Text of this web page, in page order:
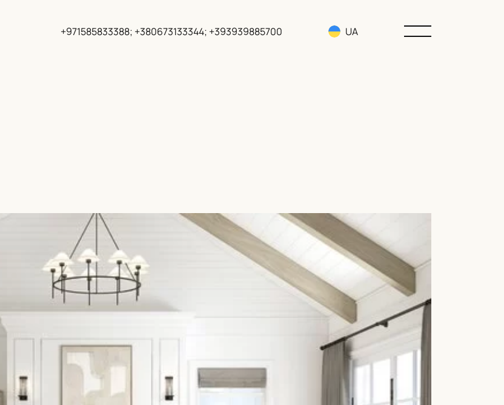
+971585833388; +380673133344; +393939885700
UA